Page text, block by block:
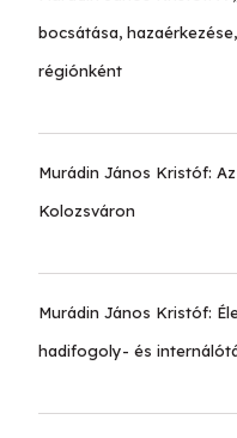
bocsátása,
régiónként
Murádin János Kristóf:
Kolozsváron
Murádin János Kristóf:
hadifogoly- és